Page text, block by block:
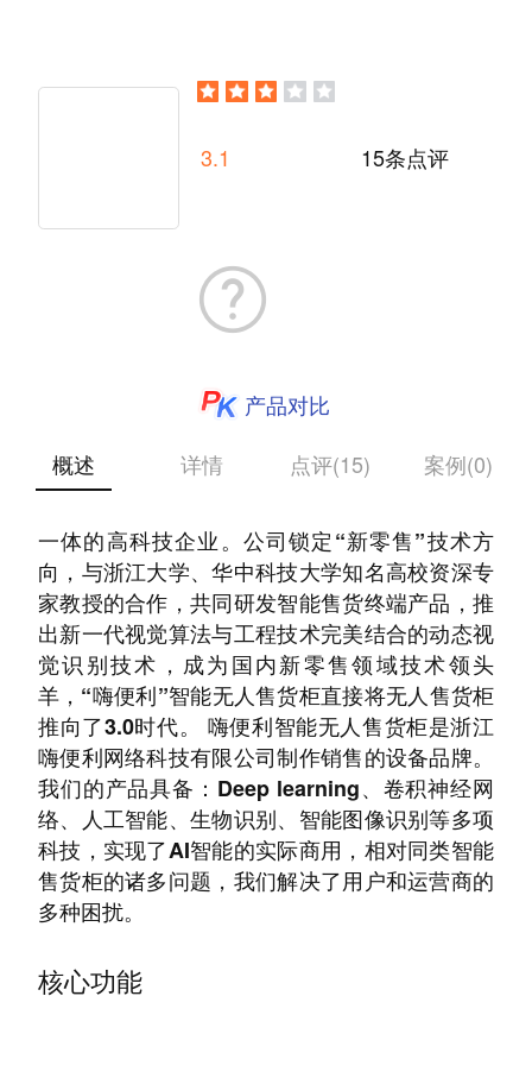
3.1 15条点评
产品对比
概述
详情 点评(15) 案例(0)
一体的高科技企业。公司锁定“新零售”技术方
向，与浙江大学、华中科技大学知名高校资深专
家教授的合作，共同研发智能售货终端产品，推
出新一代视觉算法与工程技术完美结合的动态视
觉识别技术，成为国内新零售领域技术领头
羊，“嗨便利”智能无人售货柜直接将无人售货柜
推向了3.0时代。 嗨便利智能无人售货柜是浙江
嗨便利网络科技有限公司制作销售的设备品牌。
我们的产品具备：Deep learning、卷积神经网
络、人工智能、生物识别、智能图像识别等多项
科技，实现了AI智能的实际商用，相对同类智能
售货柜的诸多问题，我们解决了用户和运营商的
多种困扰。
核心功能